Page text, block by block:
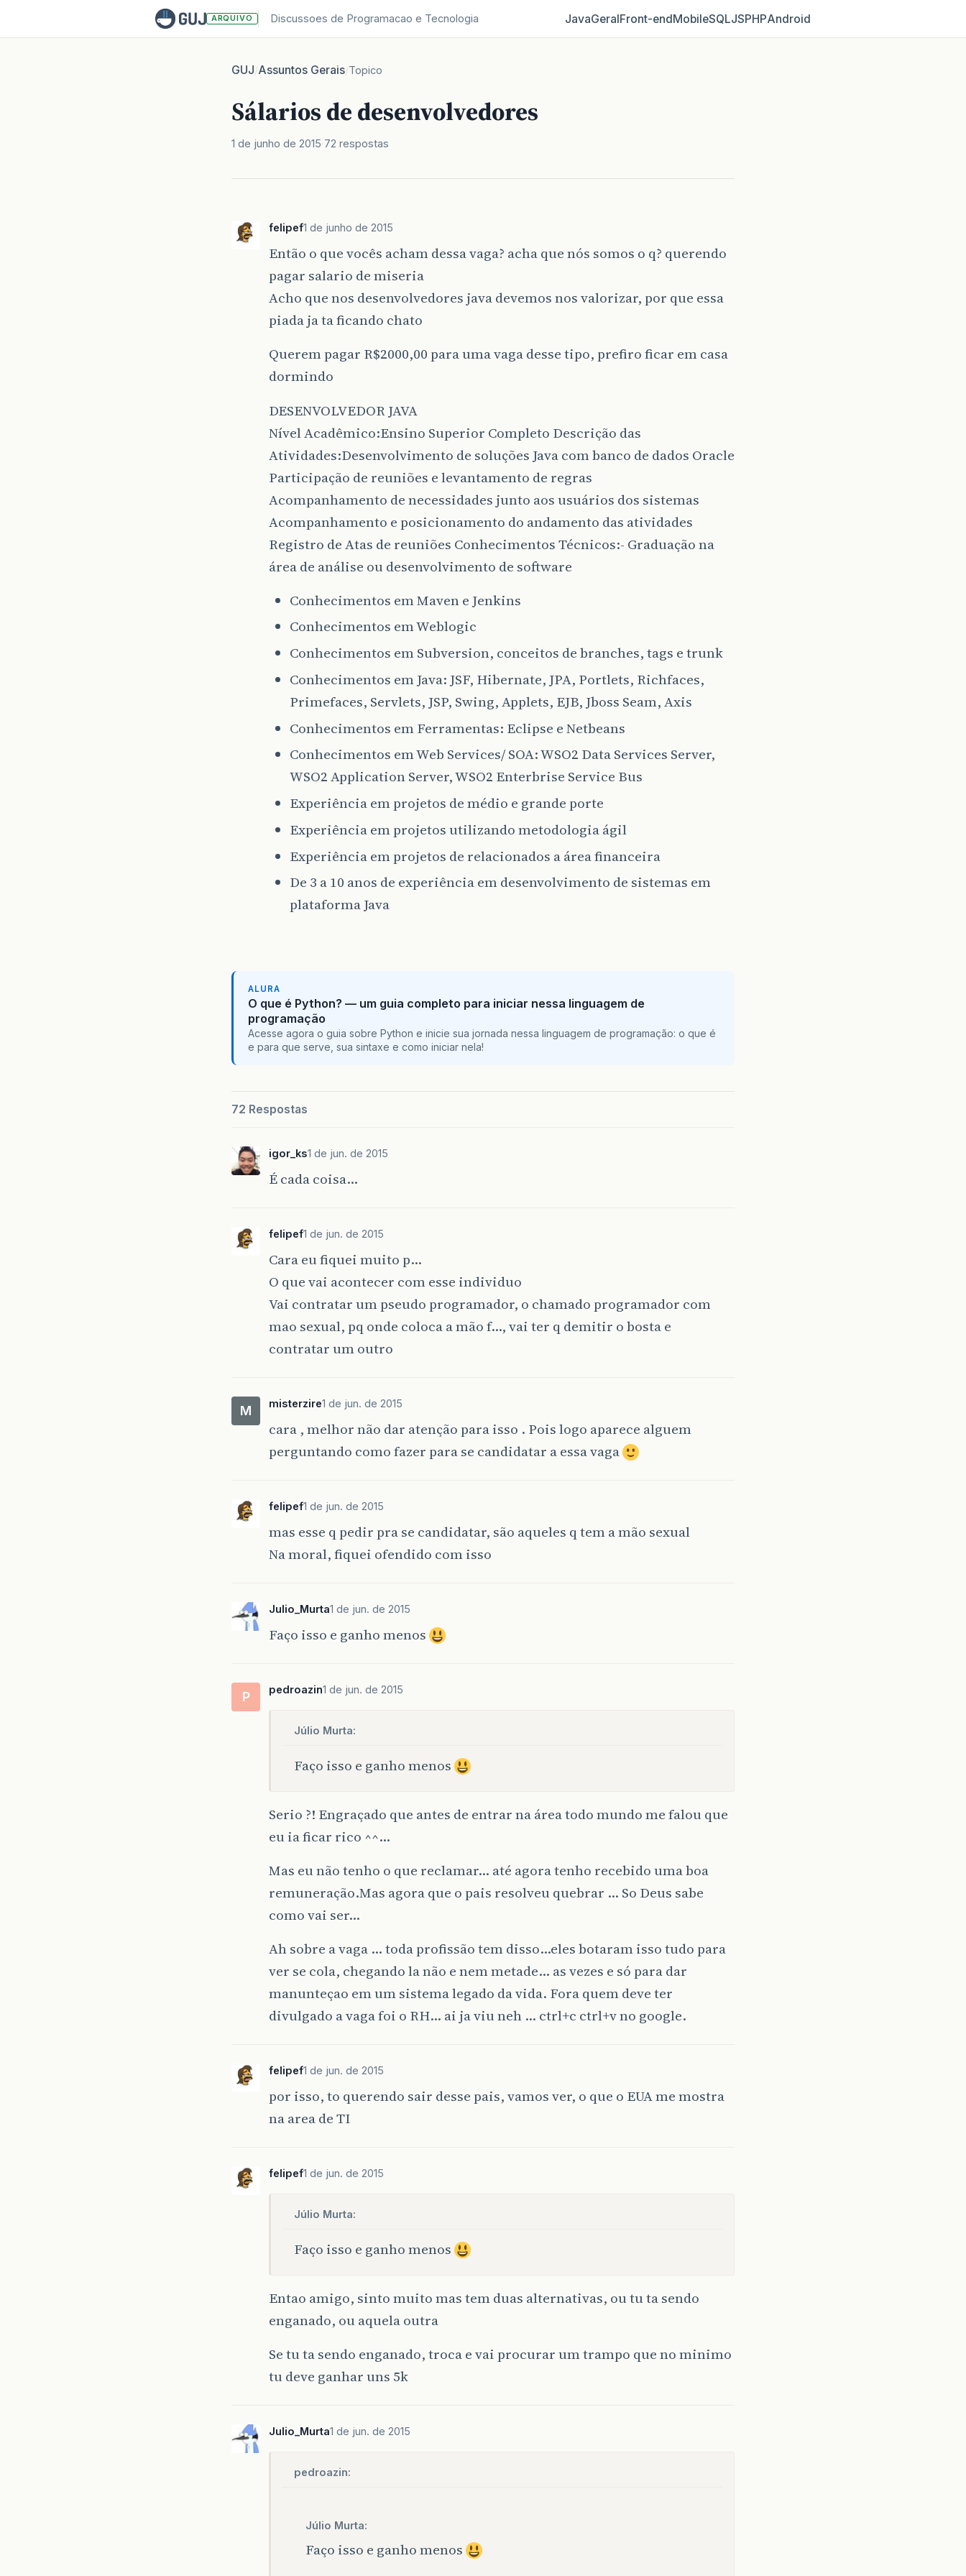
ARQUIVO Discussoes de Programacao e Tecnologia JavaGeralFront‑endMobileSQLJSPHPAndroid
GUJ/Assuntos Gerais/Topico
Sálarios de desenvolvedores
1 de junho de 2015 72 respostas
felipef1 de junho de 2015
Então o que vocês acham dessa vaga? acha que nós somos o q? querendo
pagar salario de miseria
Acho que nos desenvolvedores java devemos nos valorizar, por que essa
piada ja ta ficando chato
Querem pagar R$2000,00 para uma vaga desse tipo, prefiro ficar em casa
dormindo
DESENVOLVEDOR JAVA
Nível Acadêmico:Ensino Superior Completo Descrição das
Atividades:Desenvolvimento de soluções Java com banco de dados Oracle
Participação de reuniões e levantamento de regras
Acompanhamento de necessidades junto aos usuários dos sistemas
Acompanhamento e posicionamento do andamento das atividades
Registro de Atas de reuniões Conhecimentos Técnicos:- Graduação na
área de análise ou desenvolvimento de software
Conhecimentos em Maven e Jenkins
Conhecimentos em Weblogic
Conhecimentos em Subversion, conceitos de branches, tags e trunk
Conhecimentos em Java: JSF, Hibernate, JPA, Portlets, Richfaces,
Primefaces, Servlets, JSP, Swing, Applets, EJB, Jboss Seam, Axis
Conhecimentos em Ferramentas: Eclipse e Netbeans
Conhecimentos em Web Services/ SOA: WSO2 Data Services Server,
WSO2 Application Server, WSO2 Enterbrise Service Bus
Experiência em projetos de médio e grande porte
Experiência em projetos utilizando metodologia ágil
Experiência em projetos de relacionados a área financeira
De 3 a 10 anos de experiência em desenvolvimento de sistemas em
plataforma Java
ALURA
O que é Python? — um guia completo para iniciar nessa linguagem de
programação
Acesse agora o guia sobre Python e inicie sua jornada nessa linguagem de programação: o que é
e para que serve, sua sintaxe e como iniciar nela!
72 Respostas
igor_ks1 de jun. de 2015
É cada coisa…
felipef1 de jun. de 2015
Cara eu fiquei muito p…
O que vai acontecer com esse individuo
Vai contratar um pseudo programador, o chamado programador com
mao sexual, pq onde coloca a mão f…, vai ter q demitir o bosta e
contratar um outro
M misterzire1 de jun. de 2015
cara , melhor não dar atenção para isso . Pois logo aparece alguem
perguntando como fazer para se candidatar a essa vaga
felipef1 de jun. de 2015
mas esse q pedir pra se candidatar, são aqueles q tem a mão sexual
Na moral, fiquei ofendido com isso
Julio_Murta1 de jun. de 2015
Faço isso e ganho menos
P pedroazin1 de jun. de 2015
Júlio Murta:
Faço isso e ganho menos
Serio ?! Engraçado que antes de entrar na área todo mundo me falou que
eu ia ficar rico ^^…
Mas eu não tenho o que reclamar… até agora tenho recebido uma boa
remuneração.Mas agora que o pais resolveu quebrar … So Deus sabe
como vai ser…
Ah sobre a vaga … toda profissão tem disso…eles botaram isso tudo para
ver se cola, chegando la não e nem metade… as vezes e só para dar
manunteçao em um sistema legado da vida. Fora quem deve ter
divulgado a vaga foi o RH… ai ja viu neh … ctrl+c ctrl+v no google.
felipef1 de jun. de 2015
por isso, to querendo sair desse pais, vamos ver, o que o EUA me mostra
na area de TI
felipef1 de jun. de 2015
Júlio Murta:
Faço isso e ganho menos
Entao amigo, sinto muito mas tem duas alternativas, ou tu ta sendo
enganado, ou aquela outra
Se tu ta sendo enganado, troca e vai procurar um trampo que no minimo
tu deve ganhar uns 5k
Julio_Murta1 de jun. de 2015
pedroazin:
Júlio Murta:
Faço isso e ganho menos